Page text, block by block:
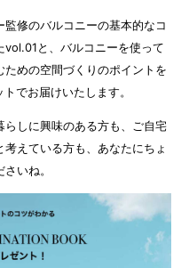
修のバルコニーの基本的なコ
と、バルコニーを使って
めの空間づくりのポイントを
でお届けいたします。
しに興味のある方も、ご自宅
えている方も、あなたにちょ
いね。